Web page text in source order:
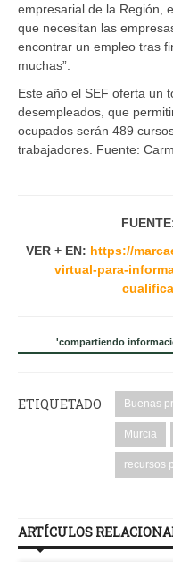
empresarial de la Región,
que necesitan las
encontrar un empleo tras
muchas”.
Este año el SEF oferta un
desempleados, que
ocupados serán 489
trabajadores. Fuente: Carm
VER + EN: https://
virtual-para-
'compartiendo
ETIQUETADO Buenas
Murcia
recursos
ARTÍCULOS